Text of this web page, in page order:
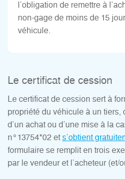
l’obligation de remettre à
non-gage de moins de 15
véhicule.
Le certificat de cession
Le certificat de cession sert à
propriété du véhicule à un tiers,
d’un achat ou d’une mise à la
n°13754*02 et s’obtient
formulaire se remplit en trois
par le vendeur et l’acheteur (et/